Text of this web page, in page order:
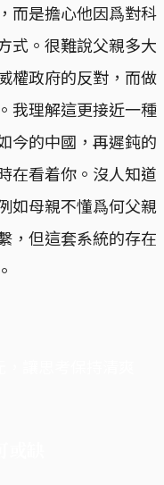
而是擔心他因爲對科
式。很難說父親多大
權政府的反對，而做
我理解這更接近一種
今的中國，再遲鈍的
在看着你。沒人知道
如母親不懂爲何父親
，但這套系統的存在